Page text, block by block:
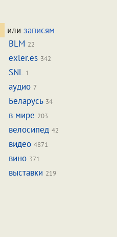
или записям
BLM 22
exler.es 342
SNL 1
аудио 7
Беларусь 34
в мире 203
велосипед 42
видео 4871
вино 371
выставки 219